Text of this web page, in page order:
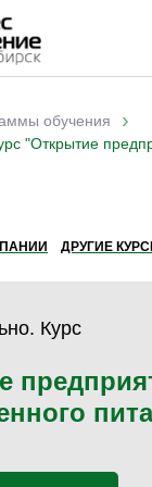
обучения ›
"Открытие
ДРУГИЕ
Курс